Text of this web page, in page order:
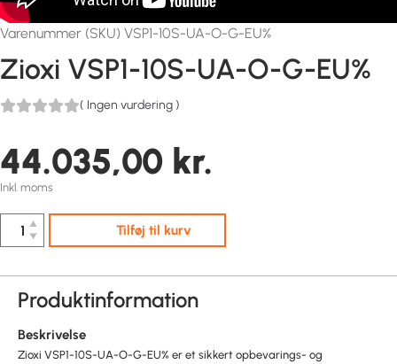
Varenummer (SKU) VSP1-10S-UA-O-G-EU%
Zioxi VSP1-10S-UA-O-G-EU%
( Ingen vurdering )
44.035,00 kr.
Inkl. moms
▲
▼
Tilføj til kurv
Produktinformation
Beskrivelse
Zioxi VSP1-10S-UA-O-G-EU% er et sikkert opbevarings- og